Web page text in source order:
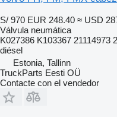
S/ 970 EUR 248.40 ≈ USD
Válvula neumática
K027386 K103367 21114973
diésel
Estonia, Tallinn
TruckParts Eesti OÜ
Contacte con el vendedor